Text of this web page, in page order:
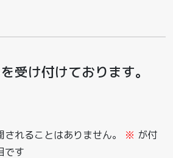
受け付けております。
れることはありません。 ※ が付
です